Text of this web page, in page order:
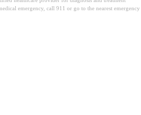
emergency, call 911 or go to the nearest emergency